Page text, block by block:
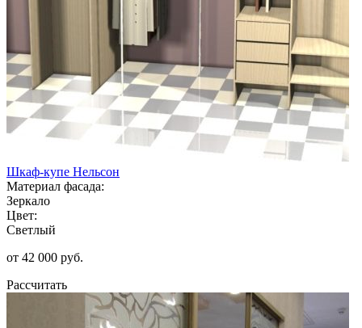
Шкаф-купе Нельсон
Материал фасада:
Зеркало
Цвет:
Светлый
от 42 000 руб.
Рассчитать